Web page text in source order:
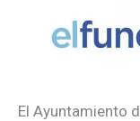
El Ayuntamiento